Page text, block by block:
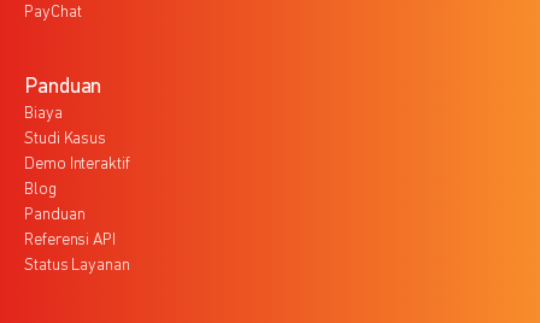
PayChat
Panduan
Biaya
Studi Kasus
Demo Interaktif
Blog
Panduan
Referensi API
Status Layanan